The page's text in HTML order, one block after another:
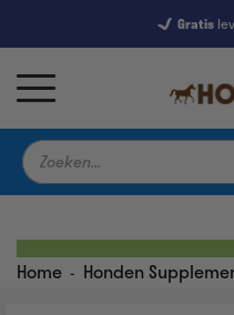
Gratis
9,5
Producten
zoeken
Home - Honden